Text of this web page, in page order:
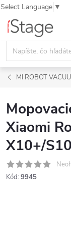
Select Language ▼
Prejsť
obsah
MI ROBOT
Xiaomi
X10+/
Kód: 9945